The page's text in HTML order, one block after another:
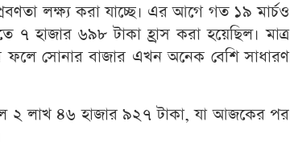
লক্ষ্য করা যাচ্ছে। এর আগে গত ১৯ মার্চও
হাজার ৬৯৮ টাকা হ্রাস করা হয়েছিল। মাত্র
সোনার বাজার এখন অনেক বেশি সাধারণ
২ লাখ ৪৬ হাজার ৯২৭ টাকা, যা আজকের পর